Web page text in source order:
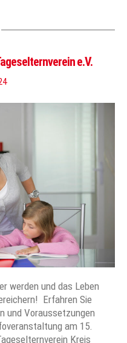
e.V.
werden und das Leben
Erfahren Sie
und Voraussetzungen
am 15.
Kreis